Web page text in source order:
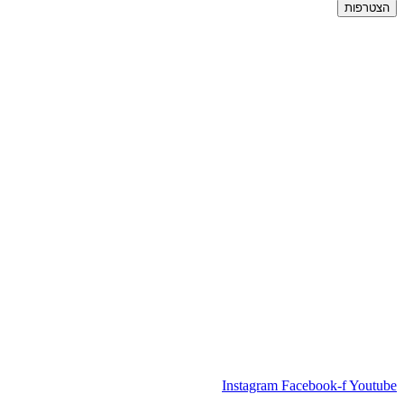
הצטרפות
Instagram Facebook-fYoutube